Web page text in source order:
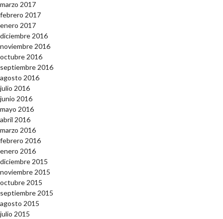
marzo 2017
febrero 2017
enero 2017
diciembre 2016
noviembre 2016
octubre 2016
septiembre 2016
agosto 2016
julio 2016
junio 2016
mayo 2016
abril 2016
marzo 2016
febrero 2016
enero 2016
diciembre 2015
noviembre 2015
octubre 2015
septiembre 2015
agosto 2015
julio 2015